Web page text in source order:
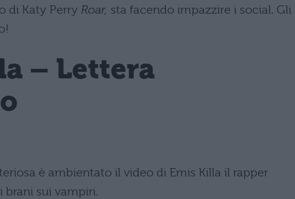
di Katy Perry Roar, sta facendo impazzire i social. Gli
– Lettera
è ambientato il video di Emis Killa il rapper
brani sui vampiri.